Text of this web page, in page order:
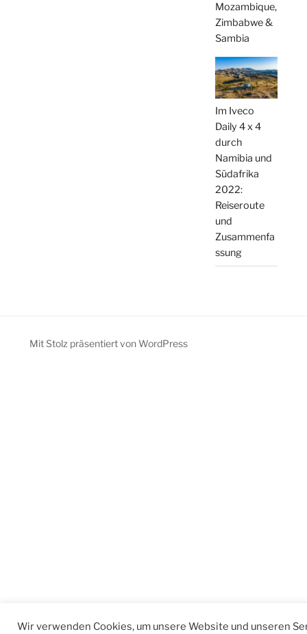
Mozambique,
Zimbabwe &
Sambia
Im Iveco
Daily 4 x 4
durch
Namibia und
Südafrika
2022:
Reiseroute
und
Zusammenfa
ssung
Mit Stolz präsentiert von WordPress
Wir verwenden Cookies, um unsere Website und unseren